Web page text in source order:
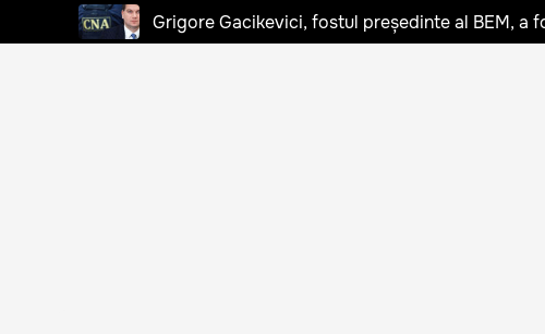
Grigore Gacikevici, fostul președinte al BEM, a